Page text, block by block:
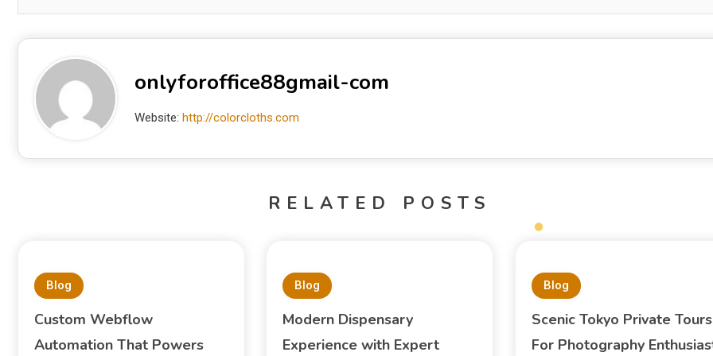
onlyforoffice88gmail-com
Website: http://colorcloths.com
RELATED POSTS
Blog
Custom Webflow
Automation That Powers
Blog
Modern Dispensary
Experience with Expert
Blog
Scenic Tokyo Private Tours
For Photography